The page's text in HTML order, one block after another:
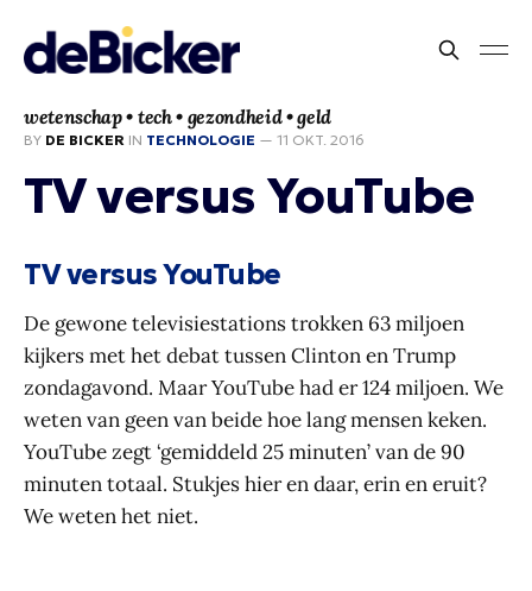
wetenschap • tech • gezondheid • geld
BY DE BICKER IN TECHNOLOGIE — 11 OKT. 2016
TV versus YouTube
TV versus YouTube
De gewone televisiestations trokken 63 miljoen
kijkers met het debat tussen Clinton en Trump
zondagavond. Maar YouTube had er 124 miljoen. We
weten van geen van beide hoe lang mensen keken.
YouTube zegt ‘gemiddeld 25 minuten’ van de 90
minuten totaal. Stukjes hier en daar, erin en eruit?
We weten het niet.